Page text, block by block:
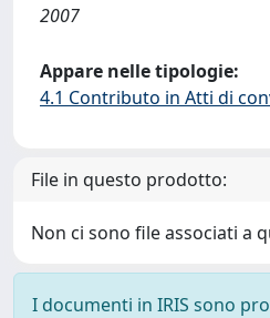
2007
Appare nelle tipologie:
4.1 Contributo in Atti di
File in questo prodotto:
Non ci sono file associati a
I documenti in IRIS sono